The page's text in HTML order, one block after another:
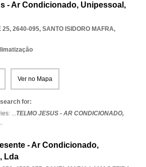
- Ar Condicionado, Unipessoal,
25, 2640-095, SANTO ISIDORO MAFRA,
Ver no Mapa
for:
...TELMO JESUS - AR CONDICIONADO,
- Ar Condicionado,
Lda